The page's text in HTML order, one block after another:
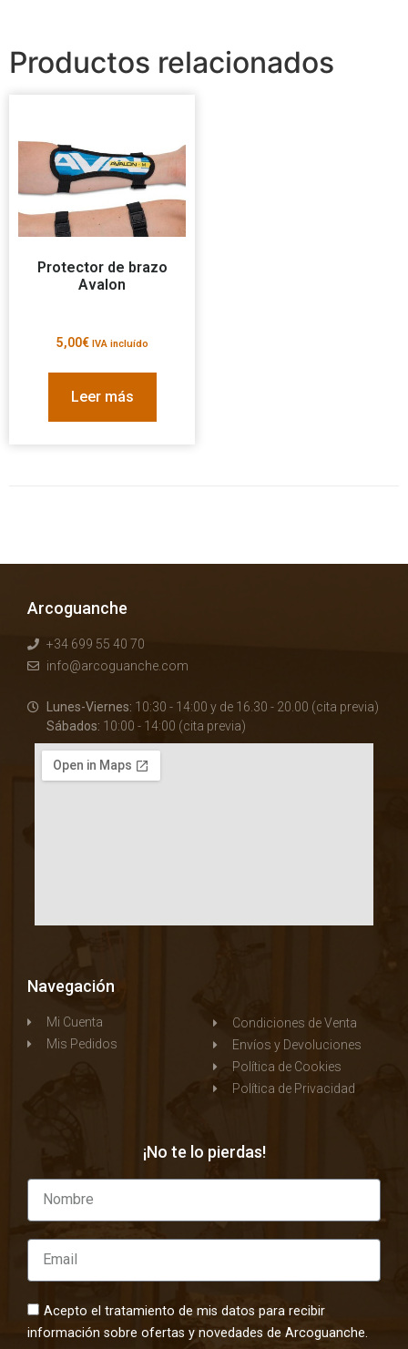
Productos relacionados
Protector de brazo
Avalon
5,00€ IVA incluído
Leer más
Arcoguanche
+34 699 55 40 70
info@arcoguanche.com
Lunes-Viernes: 10:30 - 14:00 y de 16.30 - 20.00 (cita previa)
Sábados: 10:00 - 14:00 (cita previa)
Navegación
Mi Cuenta
Mis Pedidos
Condiciones de Venta
Envíos y Devoluciones
Política de Cookies
Política de Privacidad
¡No te lo pierdas!
Acepto el tratamiento de mis datos para recibir
información sobre ofertas y novedades de Arcoguanche.